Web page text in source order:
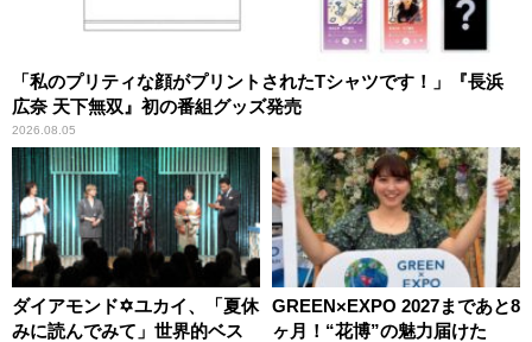
「私のプリティな顔がプリントされたTシャツです！」『長浜
広奈 天下無双』初の番組グッズ発売
2026.08.05
ダイアモンド✡ユカイ、「夏休
みに読んでみて」世界的ベス
GREEN×EXPO 2027まであと8
ヶ月！“花博”の魅力届けた